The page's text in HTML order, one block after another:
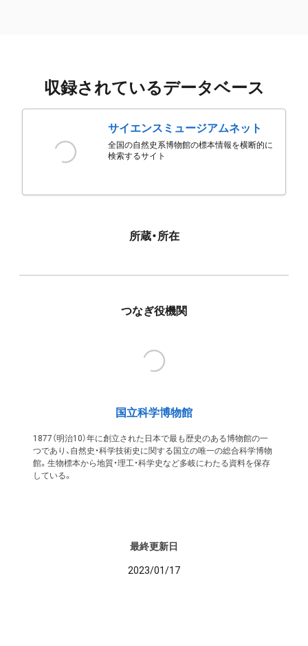
収録されているデータベース
サイエンスミュージアムネット
全国の自然史系博物館の標本情報を横断的に
検索するサイト
所蔵・所在
つなぎ役機関
国立科学博物館
1877（明治10）年に創立された日本で最も歴史のある博物館の一
つであり、自然史・科学技術史に関する国立の唯一の総合科学博物
館。生物標本から地質・理工・科学史など多岐にわたる資料を保存
している。
最終更新日
2023/01/17